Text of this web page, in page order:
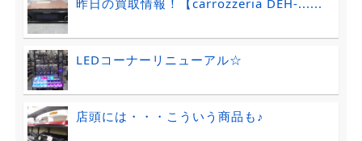
LEDコーナーリニューアル☆
店頭には・・・こういう商品も♪